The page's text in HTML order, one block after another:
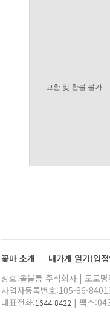
교환 및 환불 불가
꽃마 소개 내가게 열기(입
상호:올블룸 주식회사 | 도로
사업자등록번호:105-86-
대표전화:1644-8422 | 팩스